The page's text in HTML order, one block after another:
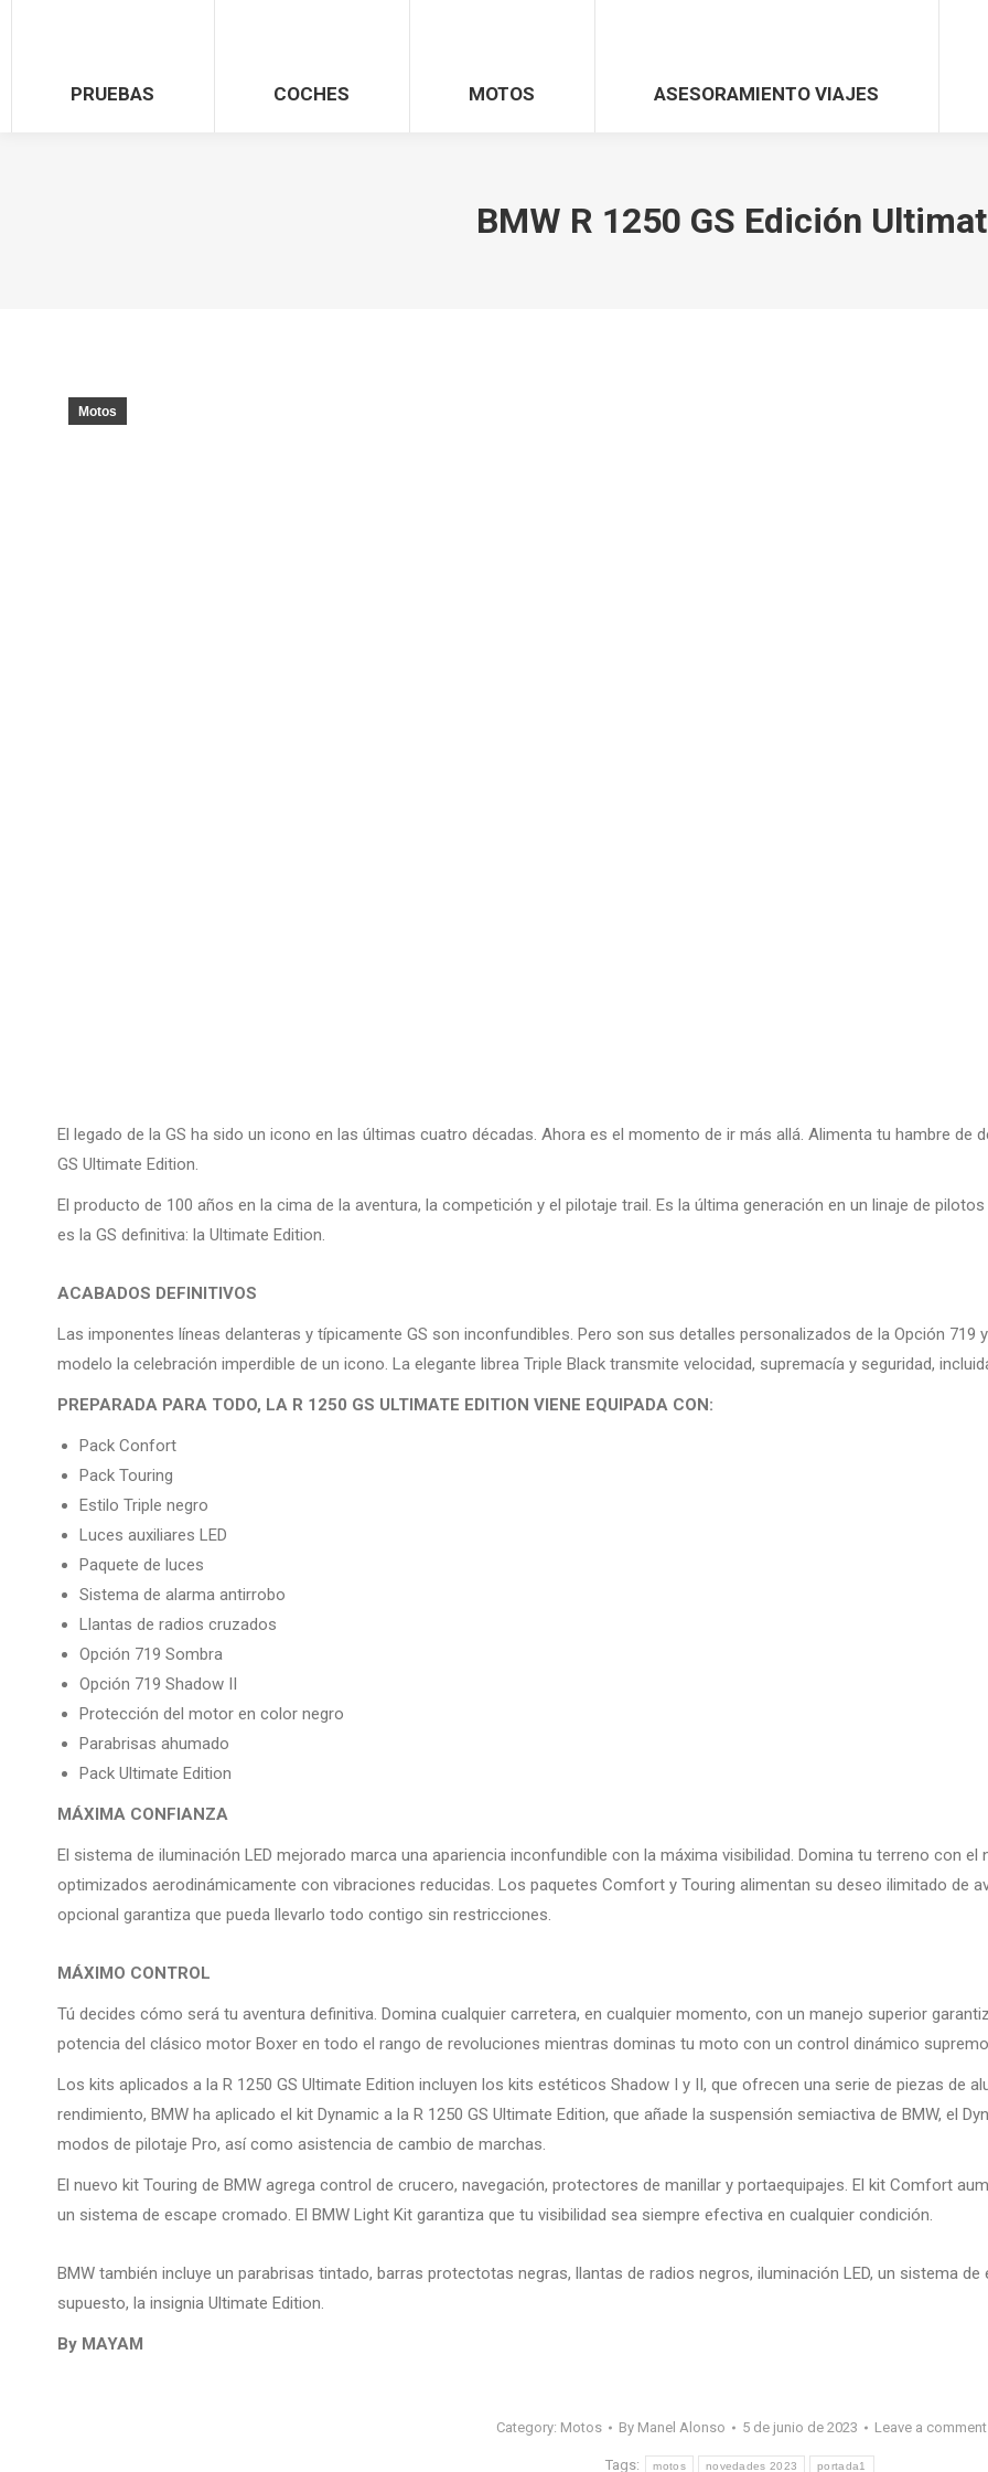
PRUEBAS COCHES MOTOS ASESORAMIENTO VIAJES
BMW R 1250 GS Edición
Motos
El legado de la GS ha sido un icono en las últimas cuatro décadas. Ahora es el momento de ir más allá. Alimenta tu hambre de
GS Ultimate Edition.
El producto de 100 años en la cima de la aventura, la competición y el pilotaje trail. Es la última generación en un linaje de
es la GS definitiva: la Ultimate Edition.
ACABADOS DEFINITIVOS
Las imponentes líneas delanteras y típicamente GS son inconfundibles. Pero son sus detalles personalizados de la Opción 719
modelo la celebración imperdible de un icono. La elegante librea Triple Black transmite velocidad, supremacía y seguridad,
PREPARADA PARA TODO, LA R 1250 GS ULTIMATE EDITION VIENE EQUIPADA CON:
Pack Confort
Pack Touring
Estilo Triple negro
Luces auxiliares LED
Paquete de luces
Sistema de alarma antirrobo
Llantas de radios cruzados
Opción 719 Sombra
Opción 719 Shadow II
Protección del motor en color negro
Parabrisas ahumado
Pack Ultimate Edition
MÁXIMA CONFIANZA
El sistema de iluminación LED mejorado marca una apariencia inconfundible con la máxima visibilidad. Domina tu terreno con
optimizados aerodinámicamente con vibraciones reducidas. Los paquetes Comfort y Touring alimentan su deseo ilimitado de
opcional garantiza que pueda llevarlo todo contigo sin restricciones.
MÁXIMO CONTROL
Tú decides cómo será tu aventura definitiva. Domina cualquier carretera, en cualquier momento, con un manejo superior
potencia del clásico motor Boxer en todo el rango de revoluciones mientras dominas tu moto con un control dinámico
Los kits aplicados a la R 1250 GS Ultimate Edition incluyen los kits estéticos Shadow I y II, que ofrecen una serie de piezas de
rendimiento, BMW ha aplicado el kit Dynamic a la R 1250 GS Ultimate Edition, que añade la suspensión semiactiva de BMW, el
modos de pilotaje Pro, así como asistencia de cambio de marchas.
El nuevo kit Touring de BMW agrega control de crucero, navegación, protectores de manillar y portaequipajes. El kit Comfort
un sistema de escape cromado. El BMW Light Kit garantiza que tu visibilidad sea siempre efectiva en cualquier condición.
BMW también incluye un parabrisas tintado, barras protectotas negras, llantas de radios negros, iluminación LED, un sistema
supuesto, la insignia Ultimate Edition.
By MAYAM
Category: Motos By Manel Alonso 5 de junio de 2023 Leave a comment
Tags: motos novedades 2023 portada1